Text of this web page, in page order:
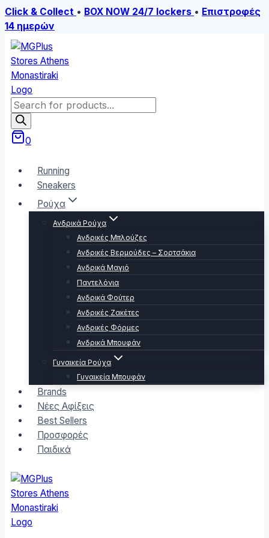
Click & Collect • BOX NOW 24/7 lockers • Επιστροφές
14 ημερών
Skip
to
content
Products
search
0
Running
Sneakers
Ρούχα
Ανδρικά Ρούχα
Ανδρικές Μπλούζες
Ανδρικές Βερμούδες – Σορτσάκια
Ανδρικά Μαγιό
Παντελόνια
Ανδρικά Φούτερ
Ανδρικές Ζακέτες
Ανδρικές Φόρμες
Ανδρικά Μπουφάν
Γυναικεία Ρούχα
Γυναικεία Μπουφάν
Brands
Νέες Αφίξεις
Best Sellers
Προσφορές
Παιδικά